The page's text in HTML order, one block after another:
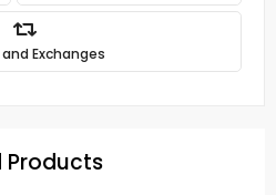
Exchanges
Products